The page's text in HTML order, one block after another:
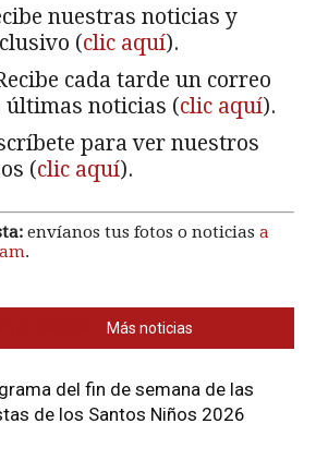
nuestras noticias y
(clic aquí).
cada tarde un correo
últimas noticias (clic aquí).
para ver nuestros
(clic aquí).
envíanos tus fotos o noticias a
.
Más noticias
del fin de semana de las
de los Santos Niños 2026